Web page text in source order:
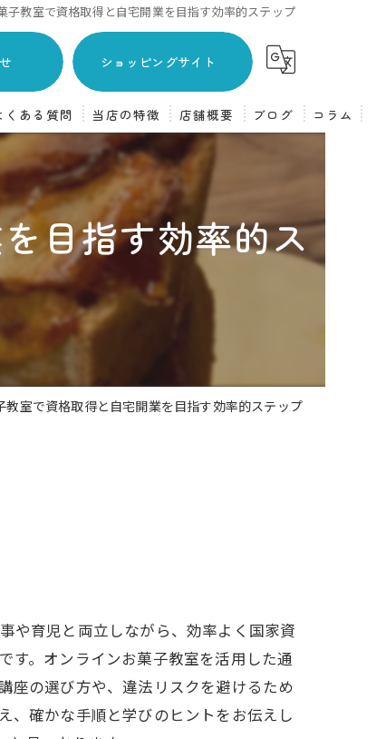
子教室で資格取得と自宅開業を目指す効率的ステップ
ショッピングサイト
くある質問 当店の特徴
主婦
焼き菓子
フランス菓子
ケーキ
店舗概要 ブログ コラム
目指す効率的ス
教室で資格取得と自宅開業を目指す効率的ステップ
や育児と両立しながら、効率よく国家資
す。オンラインお菓子教室を活用した通
座の選び方や、違法リスクを避けるため
、確かな手順と学びのヒントをお伝えし